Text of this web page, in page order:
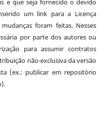
e que seja fornecido o devido
um link para a Licença
foram feitas. Nesses
por parte dos autores ou
para assumir contratos
não-exclusiva da versão
(ex.: publicar em repositório